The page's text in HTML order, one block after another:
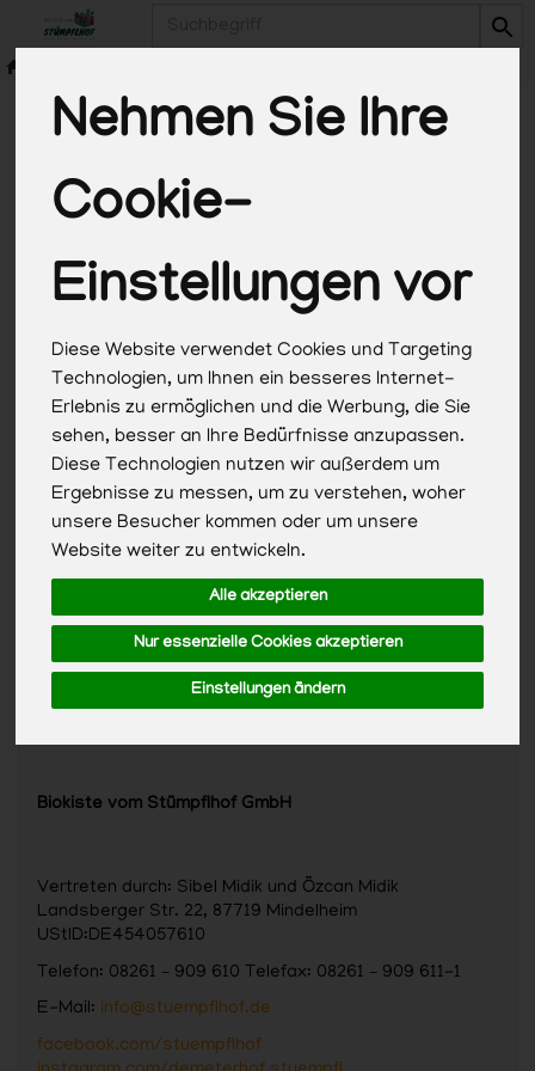
Nehmen Sie Ihre
Cookie-
Einstellungen vor
Diese Website verwendet Cookies und Targeting
Technologien, um Ihnen ein besseres Internet-
Erlebnis zu ermöglichen und die Werbung, die Sie
sehen, besser an Ihre Bedürfnisse anzupassen.
Diese Technologien nutzen wir außerdem um
Ergebnisse zu messen, um zu verstehen, woher
unsere Besucher kommen oder um unsere
Website weiter zu entwickeln.
Alle akzeptieren
Nur essenzielle Cookies akzeptieren
Einstellungen ändern
*Alle Preise in Euro (€) inkl. gesetzlicher
optionaler Servicegebühren. Weitere Informationen
finden Siehier.
Biokiste vom Stümpflhof GmbH
Vertreten durch: Sibel Midik und Özcan Midik
Landsberger Str. 22, 87719 Mindelheim
UStID:DE454057610
Telefon: 08261 – 909 610 Telefax: 08261 – 909 611-1
E-Mail: info@stuempflhof.de
facebook.com/stuempflhof